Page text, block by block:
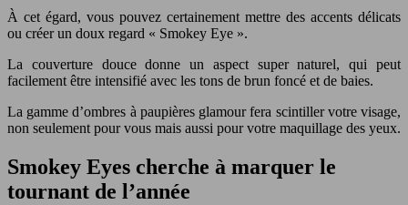
À cet égard, vous pouvez certainement mettre des accents délicats
ou créer un doux regard « Smokey Eye ».
La couverture douce donne un aspect super naturel, qui peut
facilement être intensifié avec les tons de brun foncé et de baies.
La gamme d’ombres à paupières glamour fera scintiller votre visage,
non seulement pour vous mais aussi pour votre maquillage des yeux.
Smokey Eyes cherche à marquer le
tournant de l’année